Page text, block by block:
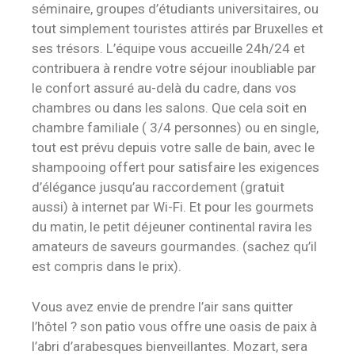
séminaire, groupes d’étudiants universitaires, ou
tout simplement touristes attirés par Bruxelles et
ses trésors. L’équipe vous accueille 24h/24 et
contribuera à rendre votre séjour inoubliable par
le confort assuré au-delà du cadre, dans vos
chambres ou dans les salons. Que cela soit en
chambre familiale ( 3/4 personnes) ou en single,
tout est prévu depuis votre salle de bain, avec le
shampooing offert pour satisfaire les exigences
d’élégance jusqu’au raccordement (gratuit
aussi) à internet par Wi-Fi. Et pour les gourmets
du matin, le petit déjeuner continental ravira les
amateurs de saveurs gourmandes. (sachez qu’il
est compris dans le prix).
Vous avez envie de prendre l’air sans quitter
l’hôtel ? son patio vous offre une oasis de paix à
l’abri d’arabesques bienveillantes. Mozart, sera